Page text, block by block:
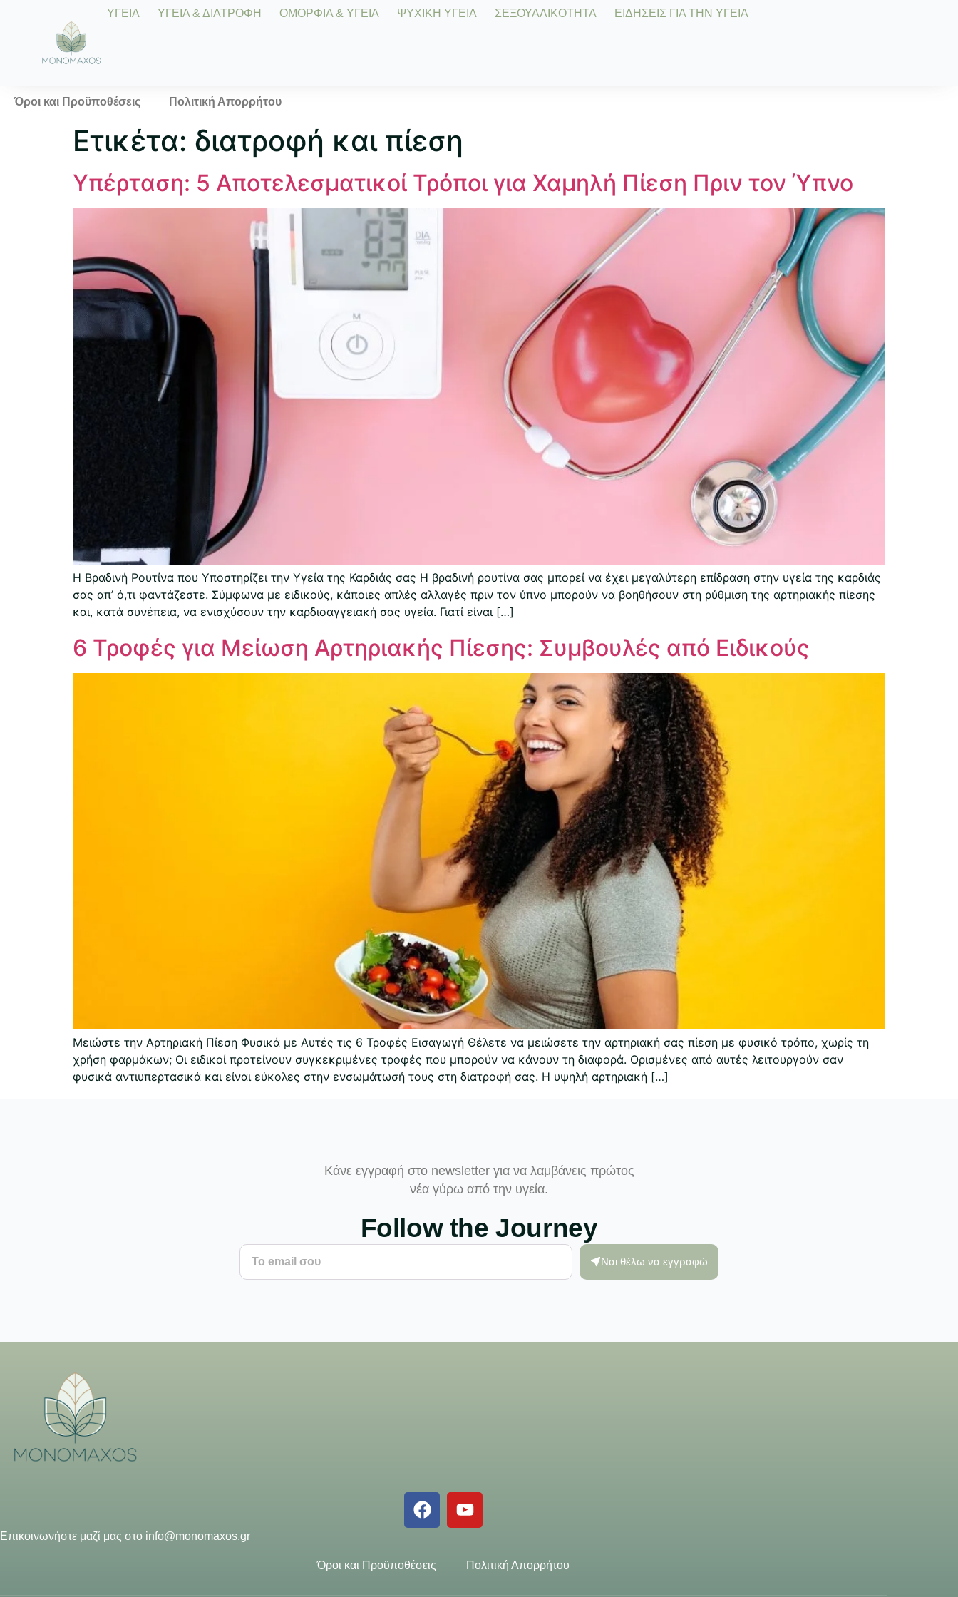
ΥΓΕΙΑ ΥΓΕΙΑ & ΔΙΑΤΡΟΦΗ ΟΜΟΡΦΙΑ & ΥΓΕΙΑ ΨΥΧΙΚΗ ΥΓΕΙΑ ΣΕΞΟΥΑΛΙΚΟΤΗΤΑ ΕΙΔΗΣΕΙΣ ΓΙΑ ΤΗΝ ΥΓΕΙΑ
Όροι και Προϋποθέσεις Πολιτική Απορρήτου
Ετικέτα: διατροφή και πίεση
Υπέρταση: 5 Αποτελεσματικοί Τρόποι για Χαμηλή Πίεση Πριν τον Ύπνο
Η Βραδινή Ρουτίνα που Υποστηρίζει την Υγεία της Καρδιάς σας Η βραδινή ρουτίνα σας μπορεί να έχει μεγαλύτερη επίδραση στην υγεία της καρδιάς
σας απ’ ό,τι φαντάζεστε. Σύμφωνα με ειδικούς, κάποιες απλές αλλαγές πριν τον ύπνο μπορούν να βοηθήσουν στη ρύθμιση της αρτηριακής πίεσης
και, κατά συνέπεια, να ενισχύσουν την καρδιοαγγειακή σας υγεία. Γιατί είναι […]
6 Τροφές για Μείωση Αρτηριακής Πίεσης: Συμβουλές από Ειδικούς
Μειώστε την Αρτηριακή Πίεση Φυσικά με Αυτές τις 6 Τροφές Εισαγωγή Θέλετε να μειώσετε την αρτηριακή σας πίεση με φυσικό τρόπο, χωρίς τη
χρήση φαρμάκων; Οι ειδικοί προτείνουν συγκεκριμένες τροφές που μπορούν να κάνουν τη διαφορά. Ορισμένες από αυτές λειτουργούν σαν
φυσικά αντιυπερτασικά και είναι εύκολες στην ενσωμάτωσή τους στη διατροφή σας. Η υψηλή αρτηριακή […]
Κάνε εγγραφή στο newsletter για να λαμβάνεις πρώτος
νέα γύρω από την υγεία.
Follow the Journey
Ναι θέλω να εγγραφώ
Επικοινωνήστε μαζί μας στο info@monomaxos.gr
Όροι και Προϋποθέσεις Πολιτική Απορρήτου